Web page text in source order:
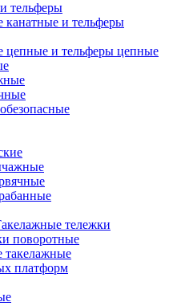
тельферы
канатные и тельферы
цепные и тельферы цепные
тележки
поворотные
такелажные
платформ